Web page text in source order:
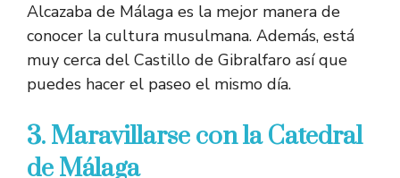
Alcazaba de Málaga es la mejor manera de
conocer la cultura musulmana. Además, está
muy cerca del Castillo de Gibralfaro así que
puedes hacer el paseo el mismo día.
3. Maravillarse con la Catedral
de Málaga